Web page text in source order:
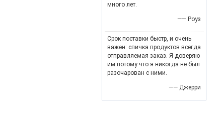
много лет.
—— Роуз
Срок поставки быстр, и очень
важен: спичка продуктов всегда
отправляемая заказ. Я доверяю
им потому что я никогда не был
разочарован с ними.
—— Джерри